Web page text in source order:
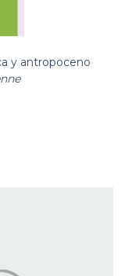
y antropoceno